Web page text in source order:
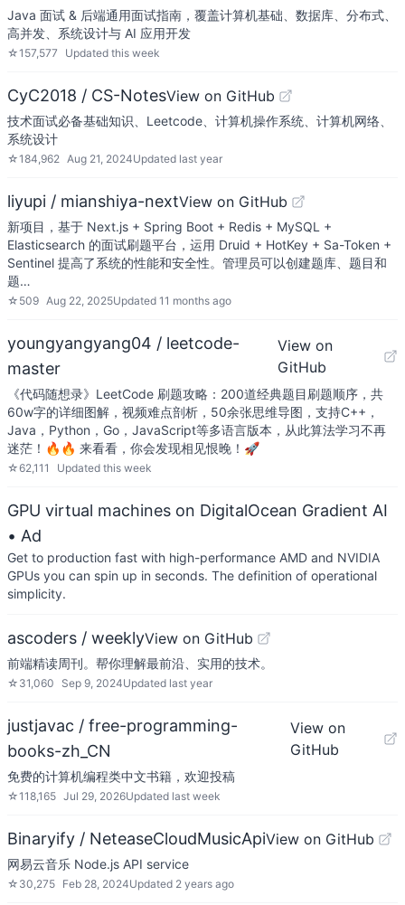
Java 面试 & 后端通用面试指南，覆盖计算机基础、数据库、分布式、
高并发、系统设计与 AI 应用开发
☆157,577 Updated this week
CyC2018 / CS-NotesView on GitHub
技术面试必备基础知识、Leetcode、计算机操作系统、计算机网络、
系统设计
☆184,962 Aug 21, 2024Updated last year
liyupi / mianshiya-nextView on GitHub
新项目，基于 Next.js + Spring Boot + Redis + MySQL +
Elasticsearch 的面试刷题平台，运用 Druid + HotKey + Sa-Token +
Sentinel 提高了系统的性能和安全性。管理员可以创建题库、题目和
题…
☆ 509 Aug 22, 2025Updated 11 months ago
youngyangyang04 / leetcode-
master
View on
GitHub
《代码随想录》LeetCode 刷题攻略：200道经典题目刷题顺序，共
60w字的详细图解，视频难点剖析，50余张思维导图，支持C++，
Java，Python，Go，JavaScript等多语言版本，从此算法学习不再
迷茫！🔥🔥 来看看，你会发现相见恨晚！🚀
☆62,111 Updated this week
GPU virtual machines on DigitalOcean Gradient AI
• Ad
Get to production fast with high-performance AMD and NVIDIA
GPUs you can spin up in seconds. The definition of operational
simplicity.
ascoders / weeklyView on GitHub
前端精读周刊。帮你理解最前沿、实用的技术。
☆ 31,060 Sep 9, 2024Updated last year
justjavac / free-programming-
books-zh_CN
View on
GitHub
免费的计算机编程类中文书籍，欢迎投稿
☆118,165 Jul 29, 2026Updated last week
Binaryify / NeteaseCloudMusicApiView on GitHub
网易云音乐 Node.js API service
☆ 30,275 Feb 28, 2024Updated 2 years ago